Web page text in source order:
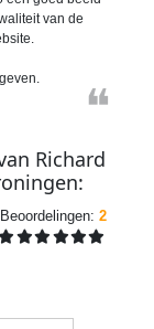
van de
❝
Richard
:
2